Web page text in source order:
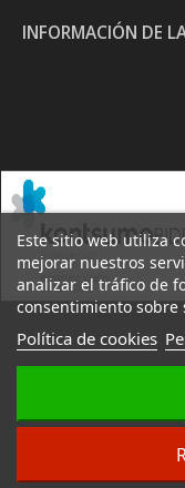
Este sitio web utiliza
mejorar nuestros
analizar el tráfico de
consentimiento sobre
Política de cookies
INFORMACIÓN DE
DESARROLLO:IZARNET